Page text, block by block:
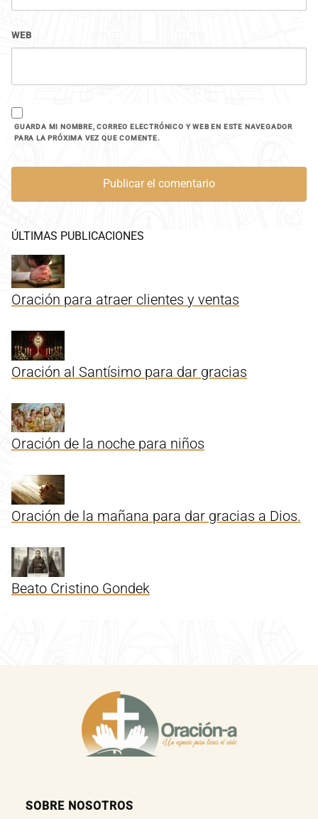
WEB
GUARDA MI NOMBRE, CORREO ELECTRÓNICO Y WEB EN ESTE NAVEGADOR
PARA LA PRÓXIMA VEZ QUE COMENTE.
ÚLTIMAS PUBLICACIONES
Oración para atraer clientes y ventas
Oración al Santísimo para dar gracias
Oración de la noche para niños
Oración de la mañana para dar gracias a Dios.
Beato Cristino Gondek
SOBRE NOSOTROS